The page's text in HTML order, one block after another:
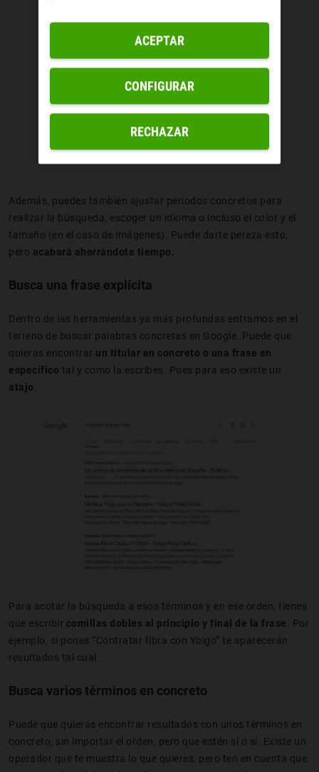
Además, puedes también ajustar periodos concretos para
realizar la búsqueda, escoger un idioma o incluso el color y el
tamaño (en el caso de imágenes). Puede darte pereza esto,
pero acabará ahorrándote tiempo.
Busca una frase explícita
Dentro de las herramientas ya más profundas entramos en el
terreno de buscar palabras concretas en Google. Puede que
quieras encontrar un titular en concreto o una frase en
específico tal y como la escribes. Pues para eso existe un
atajo
Para acotar la búsqueda a esos términos y en ese orden, tienes
que escribir comillas dobles al principio y final de la frase. Por
ejemplo, si pones “Contratar fibra con Yoigo” te aparecerán
resultados tal cual.
Busca varios términos en concreto
Puede que quieras encontrar resultados con unos términos en
concreto, sin importar el orden, pero que estén sí o sí. Existe un
operador que te muestra lo que quieres, pero ten en cuenta que
RECHAZAR
ACEPTAR
CONFIGURAR